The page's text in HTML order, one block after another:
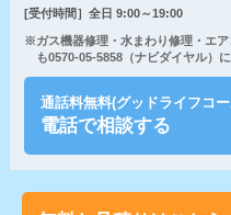
[受付時間］全日 9:00～19:00
※ガス機器修理・水まわり修理・エア
も0570-05-5858（ナビダイヤル）
通話料無料(グッドライフコ
電話で相談する